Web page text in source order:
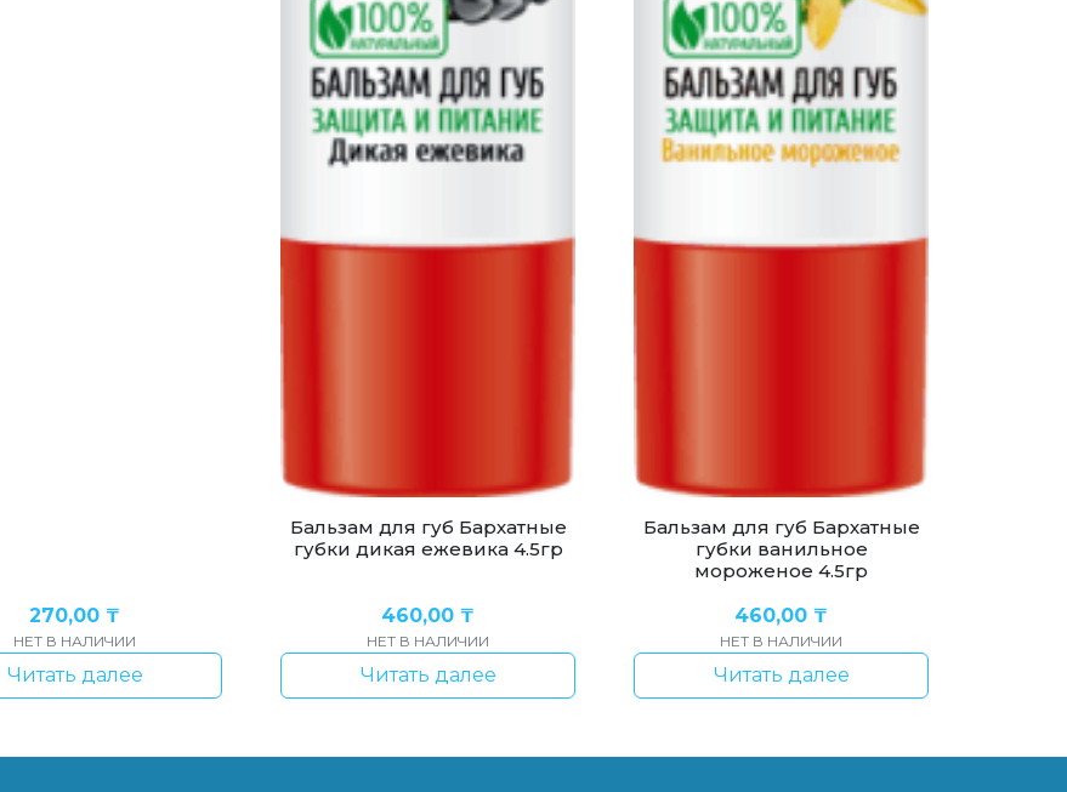
270,00 ₸
НЕТ В НАЛИЧИИ
Читать далее
Бальзам для губ Бархатные
губки дикая ежевика 4.5гр
460,00 ₸
НЕТ В НАЛИЧИИ
Читать далее
Бальзам для губ Бархатные
губки ванильное
мороженое 4.5гр
460,00 ₸
НЕТ В НАЛИЧИИ
Читать далее